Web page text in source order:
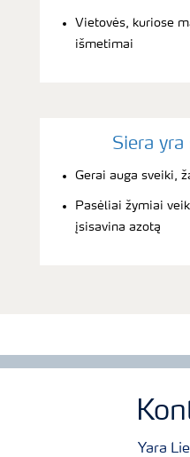
Vietovės, kuriose
išmetimai
Siera yra
Gerai auga sveiki,
Pasėliai žymiai
įsisavina azotą
Yara